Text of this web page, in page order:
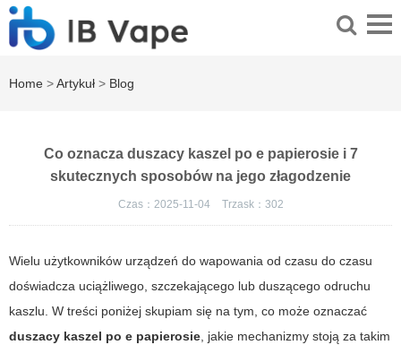
Home >Artykuł > Blog
Co oznacza duszacy kaszel po e papierosie i 7
skutecznych sposobów na jego złagodzenie
Czas：2025-11-04 Trzask： 302
Wielu użytkowników urządzeń do wapowania od czasu do czasu
doświadcza uciążliwego, szczekającego lub duszącego odruchu
kaszlu. W treści poniżej skupiam się na tym, co może oznaczać
duszacy kaszel po e papierosie, jakie mechanizmy stoją za takim